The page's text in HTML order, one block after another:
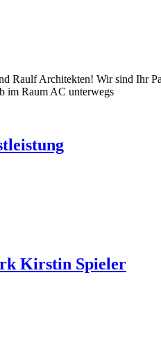
Raulf Architekten! Wir sind Ihr
im Raum AC unterwegs
Kirstin Spieler